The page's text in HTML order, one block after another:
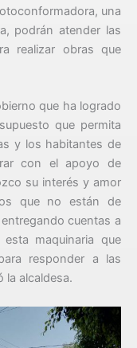
una
podrán atender las
realizar obras que
que ha logrado
que permita
y los habitantes de
con el apoyo de
su interés y amor
que no están de
cuentas a
maquinaria que
responder a las
la alcaldesa.